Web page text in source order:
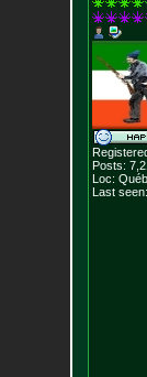
Posts:
Loc:
Last